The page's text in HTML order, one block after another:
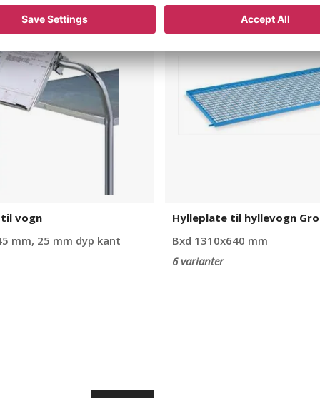
vogn
mm, 25 mm dyp kant
hyllevogn
Grotte
Hylleplate til hyllevogn
Bxd 1310x640 mm
6 varianter